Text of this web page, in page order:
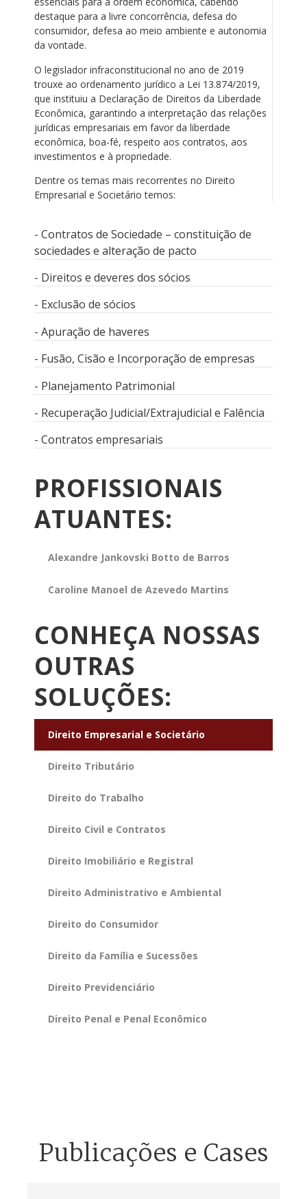
destaque para a livre concorrência, defesa do
consumidor, defesa ao meio ambiente e autonomia
da vontade.
O legislador infraconstitucional no ano de 2019
trouxe ao ordenamento jurídico a Lei 13.874/2019,
que instituiu a Declaração de Direitos da Liberdade
Econômica, garantindo a interpretação das relações
jurídicas empresariais em favor da liberdade
econômica, boa-fé, respeito aos contratos, aos
investimentos e à propriedade.
Dentre os temas mais recorrentes no Direito
Empresarial e Societário temos:
- Contratos de Sociedade – constituição de
sociedades e alteração de pacto
- Direitos e deveres dos sócios
- Exclusão de sócios
- Apuração de haveres
- Fusão, Cisão e Incorporação de empresas
- Planejamento Patrimonial
- Recuperação Judicial/Extrajudicial e Falência
- Contratos empresariais
PROFISSIONAIS
ATUANTES:
Alexandre Jankovski Botto de Barros
Caroline Manoel de Azevedo Martins
CONHEÇA NOSSAS
OUTRAS
SOLUÇÕES:
Direito Empresarial e Societário
Direito Tributário
Direito do Trabalho
Direito Civil e Contratos
Direito Imobiliário e Registral
Direito Administrativo e Ambiental
Direito do Consumidor
Direito da Família e Sucessões
Direito Previdenciário
Direito Penal e Penal Econômico
Publicações e Cases